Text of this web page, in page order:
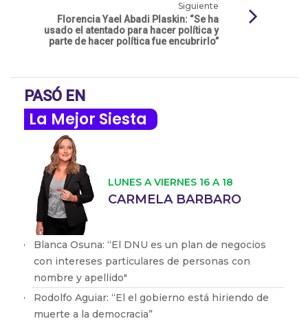
Siguiente
Florencia Yael Abadi Plaskin: “Se ha
usado el atentado para hacer política y
parte de hacer política fue encubrirlo”
PASÓ EN
La Mejor Siesta
LUNES A VIERNES 16 A 18
CARMELA BARBARO
Blanca Osuna: “El DNU es un plan de negocios
con intereses particulares de personas con
nombre y apellido"
Rodolfo Aguiar: “El el gobierno está hiriendo de
muerte a la democracia”